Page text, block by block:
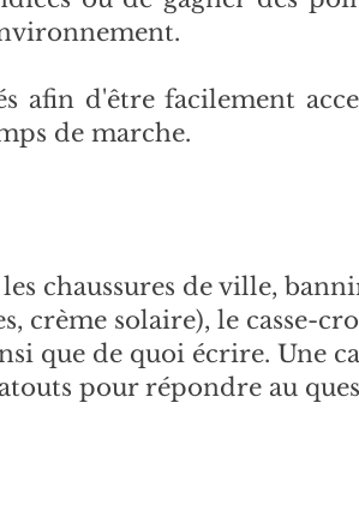
d'être facilement
de marche.
chaussures de ville,
crème solaire), le casse-
que de quoi écrire. Une
pour répondre au